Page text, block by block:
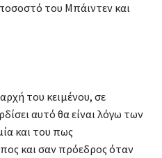
του Μπάιντεν και
του κειμένου, σε
αυτό θα είναι λόγω των
και του πως
και σαν πρόεδρος όταν